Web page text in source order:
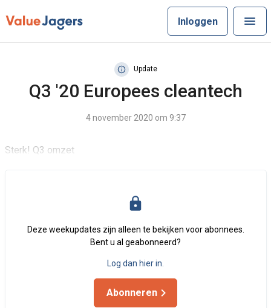
Inloggen
Update
Q3 '20 Europees cleantech
4 november 2020 om 9:37
Sterk! Q3 omzet
Deze weekupdates zijn alleen te bekijken voor abonnees.
Bent u al geabonneerd?
Log dan hier in.
Abonneren